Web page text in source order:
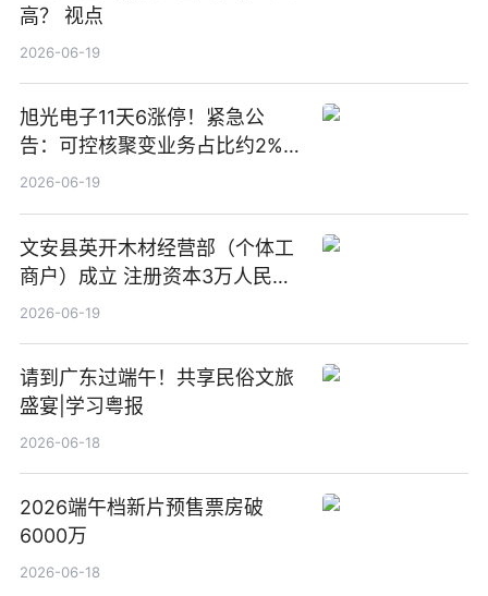
高？ 视点
2026-06-19
旭光电子11天6涨停！紧急公
告：可控核聚变业务占比约2%！
前沿热点
2026-06-19
文安县英开木材经营部（个体工
商户）成立 注册资本3万人民币
新要闻
2026-06-19
请到广东过端午！共享民俗文旅
盛宴|学习粤报
2026-06-18
2026端午档新片预售票房破
6000万
2026-06-18